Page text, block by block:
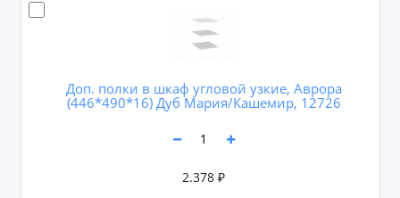
Доп. полки в шкаф угловой узкие, Аврора
(446*490*16) Дуб Мария/Кашемир, 12726
2.378 ₽